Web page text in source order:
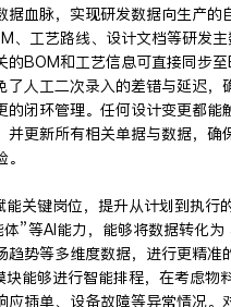
血脉，实现研发数据向生产
、工艺路线、设计文档等研发
BOM和工艺信息可直接同步至
了人工二次录入的差错与延迟
的闭环管理。任何设计变更都
并更新所有相关单据与数据，
关键岗位，提升从计划到执
”等AI能力，能够将数据转化
势等多维度数据，进行更精准
块能够进行智能排程，在考虑
插单、设备故障等异常情况。